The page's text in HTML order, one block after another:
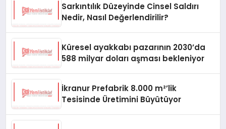
Sarkıntılık Düzeyinde Cinsel Saldırı
Nedir, Nasıl Değerlendirilir?
Küresel ayakkabı pazarının 2030’da
588 milyar doları aşması bekleniyor
İkranur Prefabrik 8.000 m²’lik
Tesisinde Üretimini Büyütüyor